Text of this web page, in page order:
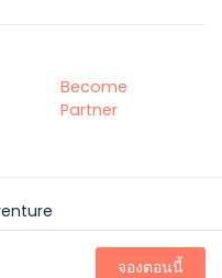
จองตอนนี้
Become
Partner
important to us